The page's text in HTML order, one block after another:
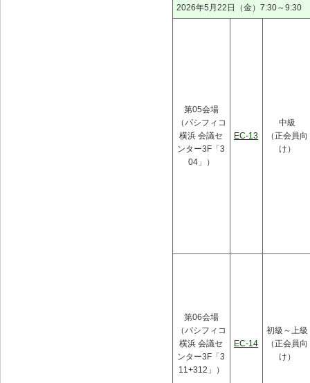
2026年5月22日（金）7:30～9:30
第05会場
（パシフィコ
横浜 会議セ
ンター3F「3
04」）
EC-13
中級
（正会員向
け）
第06会場
（パシフィコ
横浜 会議セ
ンター3F「3
11+312」）
EC-14
初級～上級
（正会員向
け）